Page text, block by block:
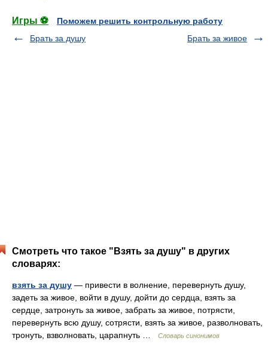
Игры ⚽
Поможем решить контрольную работу
Брать за душу
Брать за живое
Смотреть что такое "Взять за душу" в других
словарях:
взять за душу — привести в волнение, перевернуть душу,
задеть за живое, войти в душу, дойти до сердца, взять за
сердце, затронуть за живое, забрать за живое, потрясти,
перевернуть всю душу, сотрясти, взять за живое, разволновать,
тронуть, взволновать, царапнуть …
Словарь синонимов